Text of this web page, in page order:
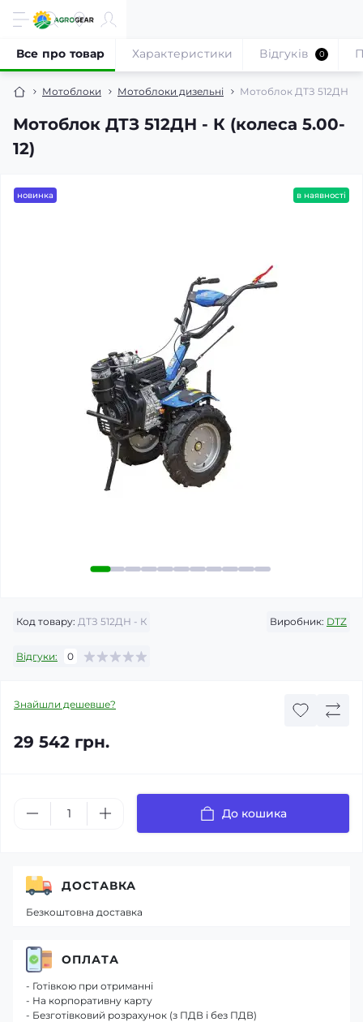
Мотоблоки Мотоблоки дизельні Мотоблок ДТЗ 512ДН - К
Мотоблок ДТЗ 512ДН - К (колеса 5.00-
12)
Все про товар Характеристики Відгуків 0
новинка в наявності
Код товару: ДТЗ 512ДН - К Виробник: DTZ
Відгуки: 0
Знайшли дешевше?
29 542 грн.
До кошика
ДОСТАВКА
Безкоштовна доставка
ОПЛАТА
- Готівкою при отриманні
- На корпоративну карту
- Безготівковий розрахунок (з ПДВ і без ПДВ)